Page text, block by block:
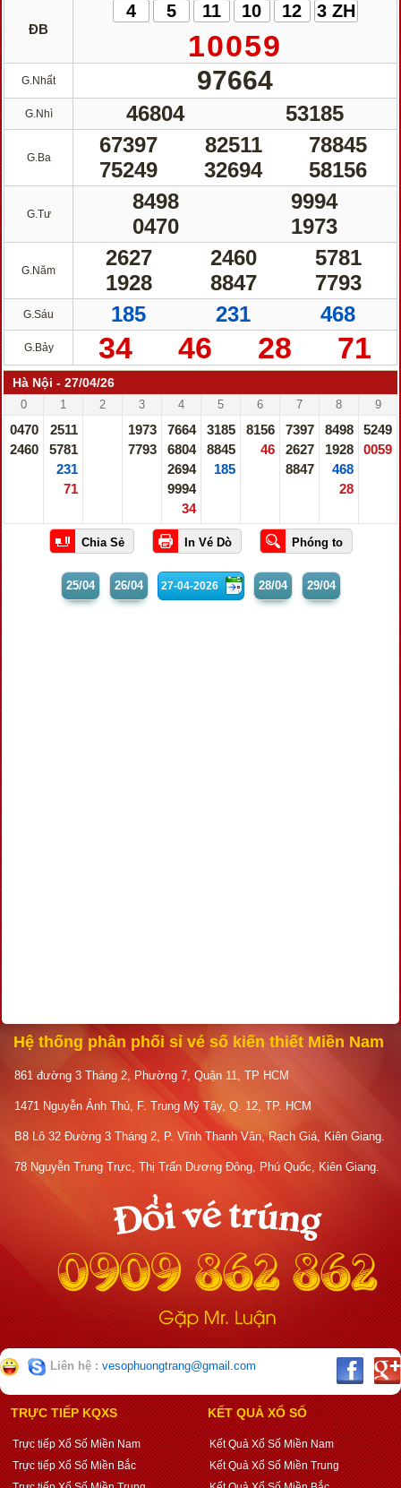
ĐB
4 5 11 10 12 3 ZH
10059
G.Nhất 97664
G.Nhì 46804 53185
G.Ba
67397 82511
78845
75249
32694 58156
G.Tư
8498
9994
0470
1973
G.Năm
2627 2460
5781
1928
8847 7793
G.Sáu 185 231 468
G.Bảy 34 46 28 71
Hà Nội - 27/04/26
0 1 2 3 4 5 6 7 8 9
0470
2460
2511
5781
231
71
1973
7793
7664
6804
2694
9994
34
3185
8845
185
8156
46
7397
2627
8847
8498
1928
468
28
5249
0059
25/04 26/04 28/04 29/04
Hệ thống phân phối sỉ vé số kiến thiết Miền Nam
861 đường 3 Tháng 2, Phường 7, Quận 11, TP HCM
1471 Nguyễn Ảnh Thủ, F. Trung Mỹ Tây, Q. 12, TP. HCM
B8 Lô 32 Đường 3 Tháng 2, P. Vĩnh Thanh Vân, Rạch Giá, Kiên Giang.
78 Nguyễn Trung Trực, Thị Trấn Dương Đông, Phú Quốc, Kiên Giang.
Liên hệ : vesophuongtrang@gmail.com
TRỰC TIẾP KQXS
Trực tiếp Xổ Số Miền Nam
Trực tiếp Xổ Số Miền Bắc
KẾT QUẢ XỔ SỐ
Kết Quả Xổ Số Miền Nam
Kết Quả Xổ Số Miền Trung